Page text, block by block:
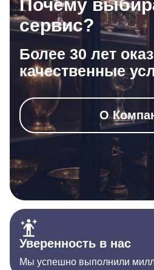
Почему
сервис?
Более 30 лет
качественные
О
Уверенность в нас
Мы успешно выполнили